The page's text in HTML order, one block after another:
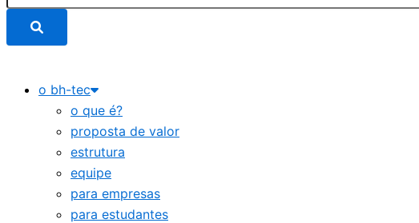
o bh-tec
o que é?
proposta de valor
estrutura
equipe
para empresas
para estudantes